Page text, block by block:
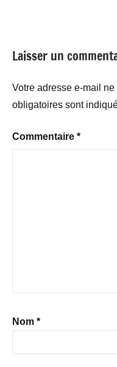
Laisser un
Votre adresse e-mail
obligatoires sont
Commentaire *
Nom *